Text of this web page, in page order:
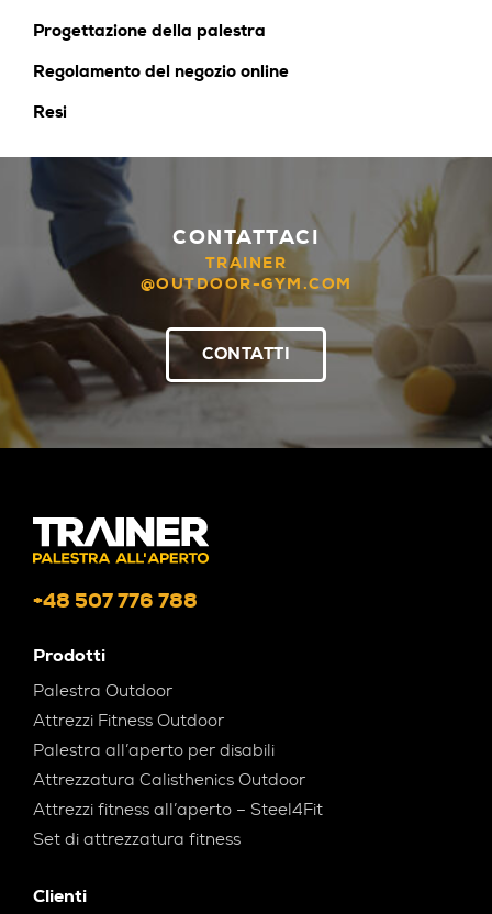
Progettazione della palestra
Regolamento del negozio online
Resi
CONTATTACI
TRAINER
@OUTDOOR-GYM.COM
CONTATTI
+48 507 776 788
Prodotti
Palestra Outdoor
Attrezzi Fitness Outdoor
Palestra all’aperto per disabili
Attrezzatura Calisthenics Outdoor
Attrezzi fitness all’aperto – Steel4Fit
Set di attrezzatura fitness
Clienti